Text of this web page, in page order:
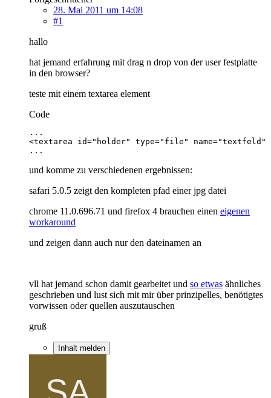
28. Mai 2011 um 14:08
#1
hallo
hat jemand erfahrung mit drag n drop von der user festplatte
in den browser?
teste mit einem textarea element
Code
...
und komme zu verschiedenen ergebnissen:
safari 5.0.5 zeigt den kompleten pfad einer jpg datei
chrome 11.0.696.71 und firefox 4 brauchen einen eigenen
workaround
und zeigen dann auch nur den dateinamen an
vll hat jemand schon damit gearbeitet und so etwas ähnliches
geschrieben und lust sich mit mir über prinzipelles, benötigtes
vorwissen oder quellen auszutauschen
gruß
Inhalt melden